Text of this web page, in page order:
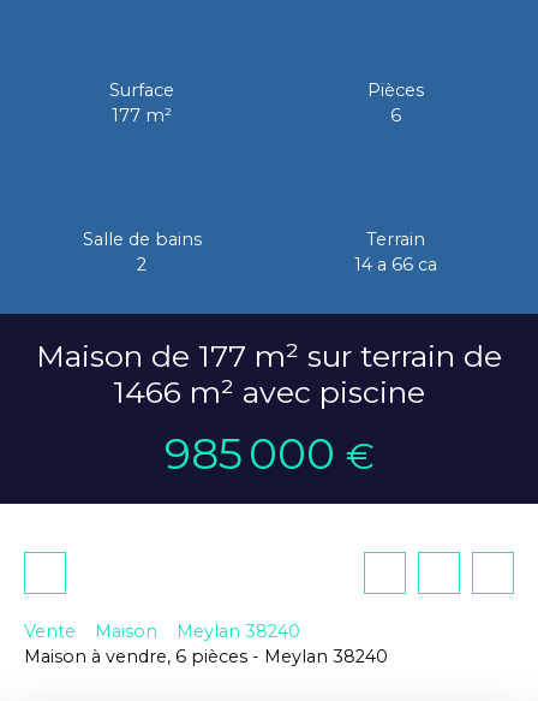
Surface
177 m²
Pièces
6
Salle de bains
2
Terrain
14 a 66 ca
Maison de 177 m² sur terrain de
1466 m² avec piscine
985 000 €
Vente Maison
Meylan 38240
Maison à vendre, 6 pièces - Meylan 38240